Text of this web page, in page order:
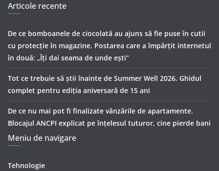
Articole recente
De ce bomboanele de ciocolată au ajuns să fie puse în cutii
cu protecţie în magazine. Postarea care a împărţit internetul
în două: „Îţi dai seama de unde eşti”
Tot ce trebuie să știi înainte de Summer Well 2026. Ghidul
complet pentru ediția aniversară de 15 ani
De ce nu mai pot fi finalizate vânzările de apartamente.
Blocajul ANCPI explicat pe înțelesul tuturor, cine pierde bani
Meniu de navigare
Tehnologie